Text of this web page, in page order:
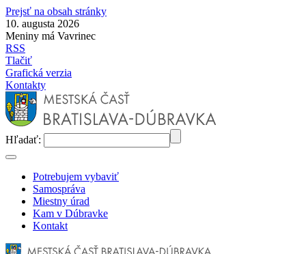
Prejsť na obsah stránky
10. augusta 2026
Meniny má Vavrinec
RSS
Tlačiť
Grafická verzia
Kontakty
Hľadať:
Potrebujem vybaviť
Samospráva
Miestny úrad
Kam v Dúbravke
Kontakt